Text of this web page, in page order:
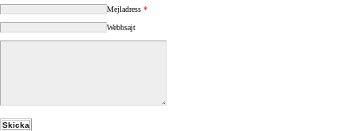
Mejladress *
Webbsajt